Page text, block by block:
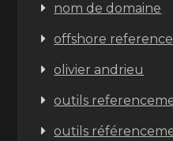
nom de domaine
offshore
olivier andrieu
outils
outils